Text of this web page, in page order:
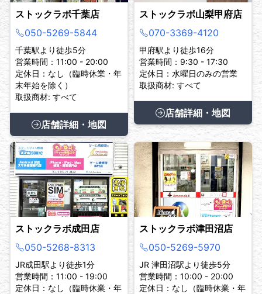
ストックラボ千葉店
050-5269-5844
千葉駅より徒歩5分
営業時間：11:00 - 20:00
定休日：なし（臨時休業・年
末年始を除く）
取扱商材: すべて
店舗詳細・地図
ストックラボ山梨甲府店
070-3369-4120
甲府駅より徒歩16分
営業時間：9:30 - 17:30
定休日：水曜日のみの営業
取扱商材: すべて
店舗詳細・地図
ストックラボ成田店
050-5268-8313
JR成田駅より徒歩1分
営業時間：11:00 - 19:00
定休日：なし（臨時休業・年
ストックラボ津田沼店
050-5269-5970
JR 津田沼駅より徒歩5分
営業時間：10:00 - 20:00
定休日：なし（臨時休業・年